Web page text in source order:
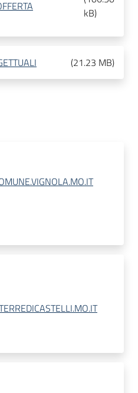
kB)
(21.23 MB)